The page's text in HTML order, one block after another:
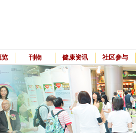
览 刊物 健康资讯 社区参与